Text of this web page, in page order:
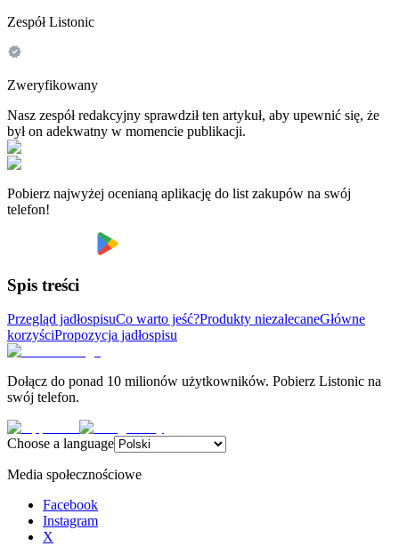
Zespół Listonic
Zweryfikowany
Nasz zespół redakcyjny sprawdził ten artykuł, aby upewnić się, że
był on adekwatny w momencie publikacji.
Pobierz najwyżej ocenianą aplikację do list zakupów na swój
telefon!
Spis treści
Przegląd jadłospisuCo warto jeść?Produkty niezalecaneGłówne
korzyściPropozycja jadłospisu
Dołącz do ponad 10 milionów użytkowników. Pobierz Listonic na
swój telefon.
Choose a language
Media społecznościowe
Facebook
Instagram
X